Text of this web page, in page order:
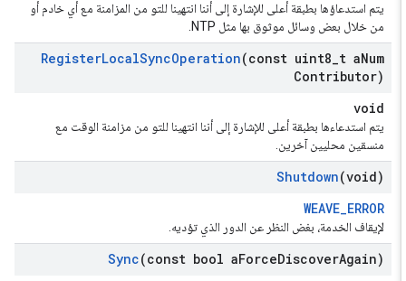
يتم استدعاؤها بطبقة أعلى للإشارة إلى أننا انتهينا للتو من المزامنة مع أي خادم أو
من خلال بعض وسائل موثوق بها مثل NTP.
RegisterLocalSyncOperation(const uint8 _ t aNum
Contributor)
void
يتم استدعاءها بطبقة أعلى للإشارة إلى أننا انتهينا للتو من مزامنة الوقت مع
منسقين محليين آخرين.
Shutdown(void)
WEAVE_ERROR
لإيقاف الخدمة، بغض النظر عن الدور الذي تؤديه.
Sync(const bool aForceDiscoverAgain)